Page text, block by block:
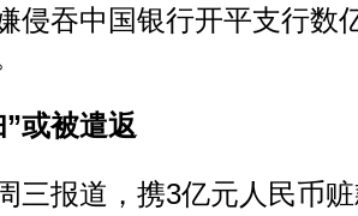
侵吞中国银行开平支行数
被遣返
报道，携3亿元人民币赃